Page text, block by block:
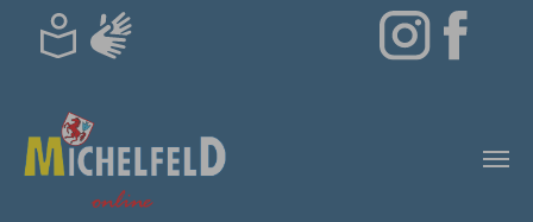
Skip to main content